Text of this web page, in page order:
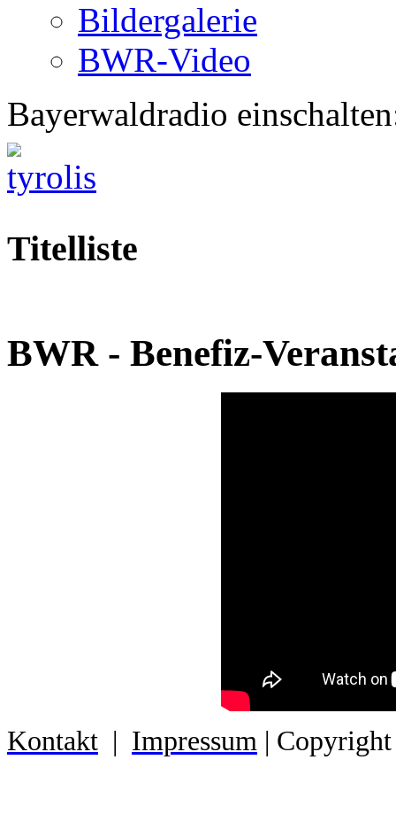
Bildergalerie
BWR-Video
Bayerwaldradio
Titelliste
BWR - Benefiz-
Kontakt | Impressum |